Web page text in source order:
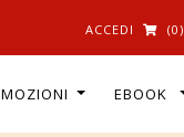
ACCEDI (0)
EBOOK